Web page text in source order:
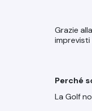
Grazie
imprevisti
Perché
La Golf